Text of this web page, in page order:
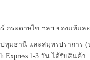
กระดาษไข ฯลฯ ของแท้แล
มธานี และสมุทรปราการ (
Express 1-3 วัน ได้รับสินค้า